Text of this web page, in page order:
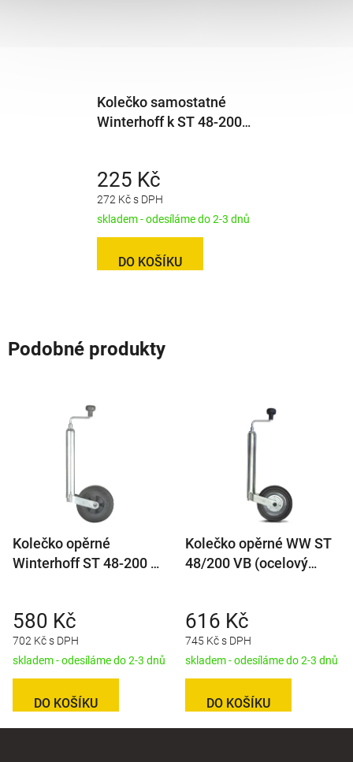
Kolečko samostatné
Winterhoff k ST 48-200
272 Kč s DPH
225 Kč
skladem - odesíláme do 2-3 dnů
DO KOŠÍKU
Podobné produkty
Kolečko opěrné
Winterhoff ST 48-200 V
702 Kč s DPH
580 Kč
skladem - odesíláme do 2-3 dnů
DO KOŠÍKU
Kolečko opěrné WW ST
48/200 VB (ocelový
745 Kč s DPH
616 Kč
skladem - odesíláme do 2-3 dnů
DO KOŠÍKU